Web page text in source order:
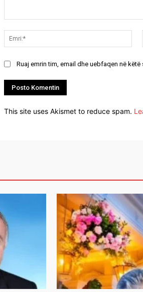
Ruaj emrin tim, email dhe uebfaqen në
This site uses Akismet to reduce spam.